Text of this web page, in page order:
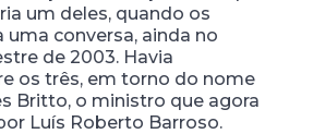
um deles, quando os
uma conversa, ainda no
de 2003. Havia
os três, em torno do nome
Britto, o ministro que agora
Luís Roberto Barroso.